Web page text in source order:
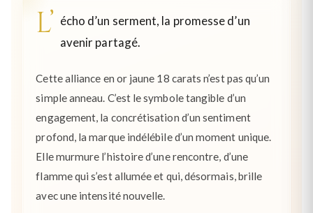
L’ écho d’un serment, la promesse d’un
avenir partagé.
Cette alliance en or jaune 18 carats n’est pas qu’un
simple anneau. C’est le symbole tangible d’un
engagement, la concrétisation d’un sentiment
profond, la marque indélébile d’un moment unique.
Elle murmure l’histoire d’une rencontre, d’une
flamme qui s’est allumée et qui, désormais, brille
avec une intensité nouvelle.